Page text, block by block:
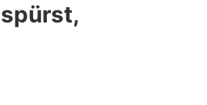
spürst,